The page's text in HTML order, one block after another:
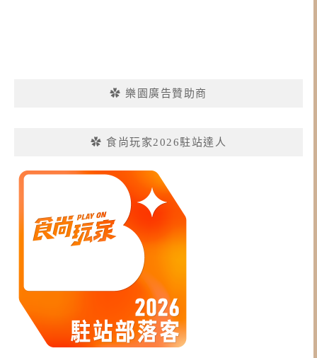
✿ 樂園廣告贊助商
✿ 食尚玩家2026駐站達人